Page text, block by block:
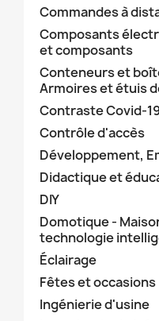
Commandes à
Composants
et composants
Conteneurs et
Armoires et étuis
Contraste Covid-
Contrôle d'accès
Développement,
Didactique et
DIY
Domotique -
technologie
Éclairage
Fêtes et occasions
Ingénierie d'usine